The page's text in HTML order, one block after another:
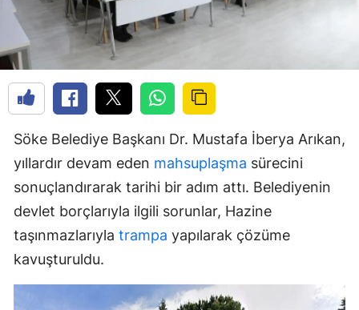
Söke Belediye Başkanı Dr. Mustafa İberya Arıkan,
yıllardır devam eden mahsuplaşma sürecini
sonuçlandırarak tarihi bir adım attı. Belediyenin
devlet borçlarıyla ilgili sorunlar, Hazine
taşınmazlarıyla trampa yapılarak çözüme
kavuşturuldu.